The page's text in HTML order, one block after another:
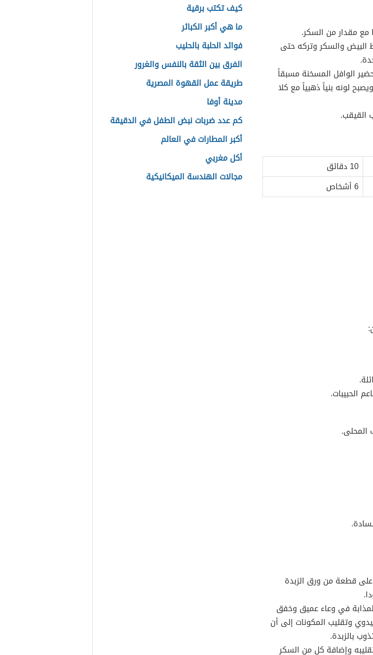
مقدار من السكر.
والسكر وتركه حتى
الوافل المسخنة مسبقاً
لونه بنياً ذهبياً مع كلا
القيقب.
10 دقائق
6 أشخاص
الحبيبات.
المحلى.
قطعة من ورق الزبدة
في وعاء عميق وخفق
وتقليب المكونات إلى أن
بالزبدة.
وإضافة كل من السكر
كيف تكتب برقية
ما هي أكبر الكبائر
فوائد الحلبة بالحليب
الفرق بين الثقة بالنفس والغرور
طريقة عمل القهوة المصرية
مدينة أوفا
كم عدد ضربات نبض الطفل في الدقيقة
أكبر المطارات في العالم
أكل مغربي
مجالات الهندسة الميكانيكية